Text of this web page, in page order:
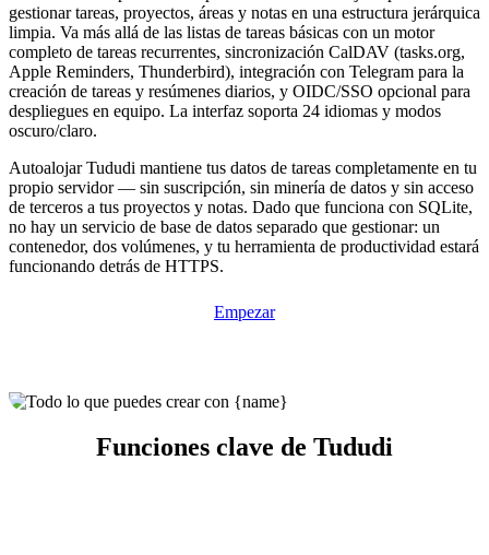
gestionar tareas, proyectos, áreas y notas en una estructura jerárquica
limpia. Va más allá de las listas de tareas básicas con un motor
completo de tareas recurrentes, sincronización CalDAV (tasks.org,
Apple Reminders, Thunderbird), integración con Telegram para la
creación de tareas y resúmenes diarios, y OIDC/SSO opcional para
despliegues en equipo. La interfaz soporta 24 idiomas y modos
oscuro/claro.
Autoalojar Tududi mantiene tus datos de tareas completamente en tu
propio servidor — sin suscripción, sin minería de datos y sin acceso
de terceros a tus proyectos y notas. Dado que funciona con SQLite,
no hay un servicio de base de datos separado que gestionar: un
contenedor, dos volúmenes, y tu herramienta de productividad estará
funcionando detrás de HTTPS.
Empezar
Funciones clave de Tududi